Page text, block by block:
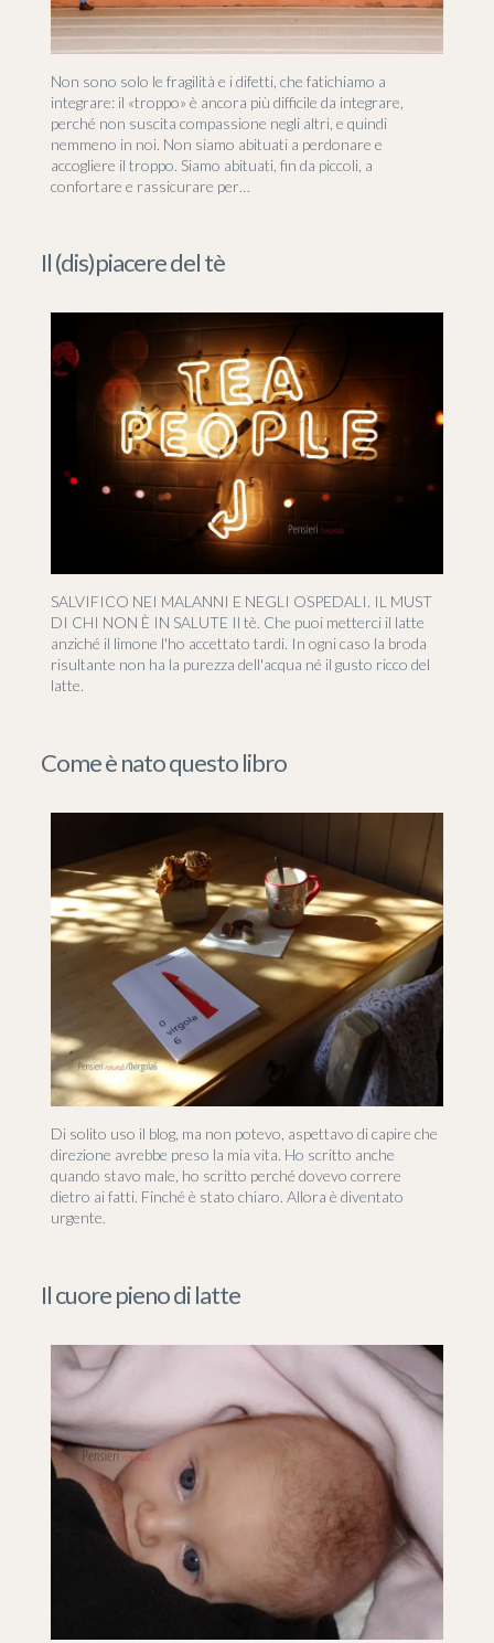
Non sono solo le fragilità e i difetti, che fatichiamo a
integrare: il «troppo» è ancora più difficile da integrare,
perché non suscita compassione negli altri, e quindi
nemmeno in noi. Non siamo abituati a perdonare e
accogliere il troppo. Siamo abituati, fin da piccoli, a
confortare e rassicurare per…
Il (dis)piacere del tè
SALVIFICO NEI MALANNI E NEGLI OSPEDALI. IL MUST
DI CHI NON È IN SALUTE Il tè. Che puoi metterci il latte
anziché il limone l'ho accettato tardi. In ogni caso la broda
risultante non ha la purezza dell'acqua né il gusto ricco del
latte.
Come è nato questo libro
Di solito uso il blog, ma non potevo, aspettavo di capire che
direzione avrebbe preso la mia vita. Ho scritto anche
quando stavo male, ho scritto perché dovevo correre
dietro ai fatti. Finché è stato chiaro. Allora è diventato
urgente.
Il cuore pieno di latte